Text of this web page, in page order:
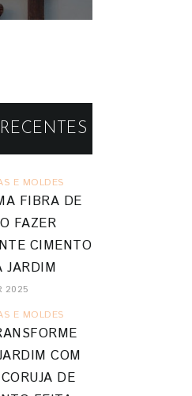
E MOLDES
FIBRA DE
FAZER
CIMENTO
JARDIM
2025
E MOLDES
COM
DE